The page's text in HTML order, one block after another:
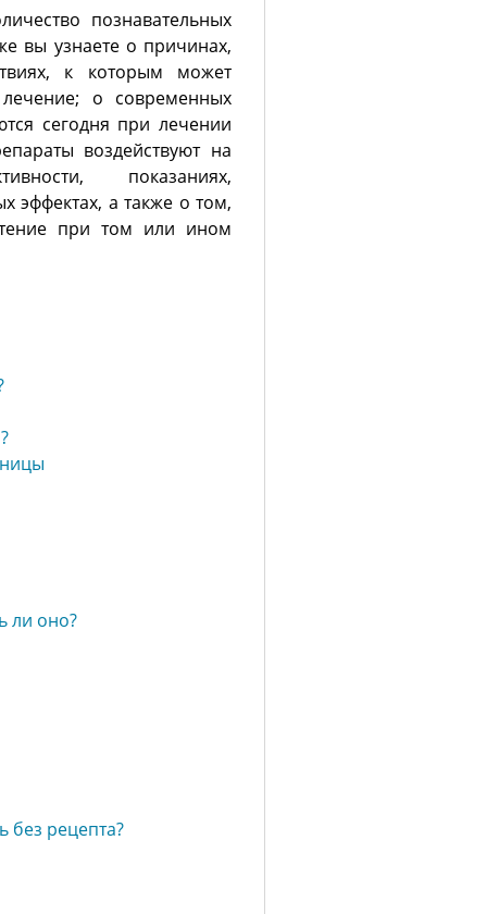
познавательных
вы узнаете о причинах,
к которым может
о современных
сегодня при лечении
воздействуют на
показаниях,
эффектах, а также о том,
при том или ином
ли оно?
без рецепта?